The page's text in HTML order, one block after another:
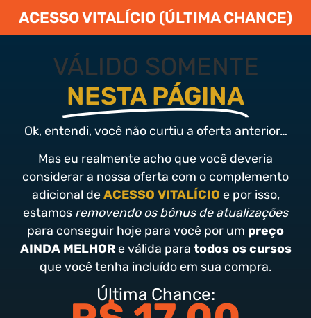
ACESSO VITALÍCIO (ÚLTIMA CHANCE)
VÁLIDO SOMENTE
NESTA PÁGINA
Ok, entendi, você não curtiu a oferta anterior…
Mas eu realmente acho que você deveria
considerar a nossa oferta com o complemento
adicional deACESSO VITALÍCIO e por isso,
estamos removendo os bônus de atualizações
para conseguir hoje para você por um preço
AINDA MELHORe válida para todos os cursos
que você tenha incluído em sua compra.
Última Chance: